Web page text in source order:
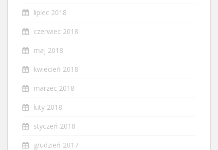
lipiec 2018
czerwiec 2018
maj 2018
kwiecień 2018
marzec 2018
luty 2018
styczeń 2018
grudzień 2017